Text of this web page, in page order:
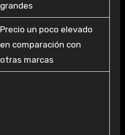
grandes
Precio un poco elevado
en comparación con
otras marcas